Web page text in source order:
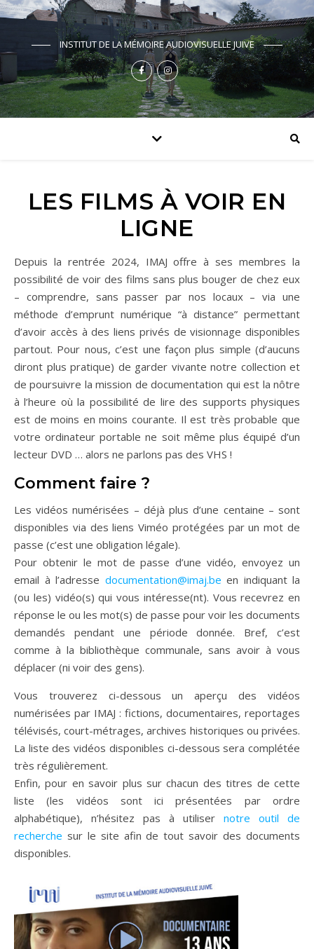
INSTITUT DE LA MÉMOIRE AUDIOVISUELLE JUIVE
LES FILMS À VOIR EN
LIGNE
Depuis la rentrée 2024, IMAJ offre à ses membres la
possibilité de voir des films sans plus bouger de chez eux
– comprendre, sans passer par nos locaux – via une
méthode d’emprunt numérique “à distance” permettant
d’avoir accès à des liens privés de visionnage disponibles
partout. Pour nous, c’est une façon plus simple (d’aucuns
diront plus pratique) de garder vivante notre collection et
de poursuivre la mission de documentation qui est la nôtre
à l’heure où la possibilité de lire des supports physiques
est de moins en moins courante. Il est très probable que
votre ordinateur portable ne soit même plus équipé d’un
lecteur DVD … alors ne parlons pas des VHS !
Comment faire ?
Les vidéos numérisées – déjà plus d’une centaine – sont
disponibles via des liens Viméo protégées par un mot de
passe (c’est une obligation légale).
Pour obtenir le mot de passe d’une vidéo, envoyez un
email à l’adresse documentation@imaj.be en indiquant la
(ou les) vidéo(s) qui vous intéresse(nt). Vous recevrez en
réponse le ou les mot(s) de passe pour voir les documents
demandés pendant une période donnée. Bref, c’est
comme à la bibliothèque communale, sans avoir à vous
déplacer (ni voir des gens).
Vous trouverez ci-dessous un aperçu des vidéos
numérisées par IMAJ : fictions, documentaires, reportages
télévisés, court-métrages, archives historiques ou privées.
La liste des vidéos disponibles ci-dessous sera complétée
très régulièrement.
Enfin, pour en savoir plus sur chacun des titres de cette
liste (les vidéos sont ici présentées par ordre
alphabétique), n’hésitez pas à utiliser notre outil de
recherche sur le site afin de tout savoir des documents
disponibles.